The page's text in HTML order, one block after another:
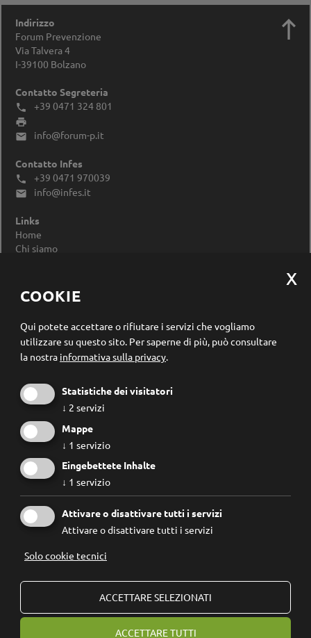
Indirizzo
Forum Prevenzione
Via Talvera 4
I-39100 Bolzano
Contatto Segreteria
 +39 0471 324 801


info@forum-p.it
Contatto Infes
 +39 0471 970039
 info@infes.it
Links
Home
Chi siamo
Modificare le impostazioni dei cookie

Registrazione newsletter
© 2026
Fondazione Forum Prevenzione ETS
COOKIE
Qui potete accettare o rifiutare i servizi che vogliamo
utilizzare su questo sito. Per saperne di più, può consultare
la nostra informativa sulla privacy.
Statistiche dei visitatori
↓ 2 servizi
Mappe
↓ 1 servizio
Eingebettete Inhalte
↓ 1 servizio
Attivare o disattivare tutti i servizi
Attivare o disattivare tutti i servizi
Solo cookie tecnici
ACCETTARE SELEZIONATI
ACCETTARE TUTTI